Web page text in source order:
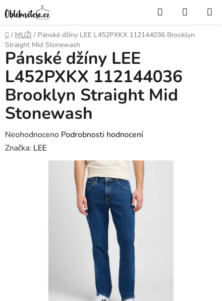
na
obsah
Hledat
KOŠÍK
Domů
/ MUŽI / Pánské džíny LEE L452PXKX 112144036 Brooklyn
Straight Mid Stonewash
Pánské džíny LEE
L452PXKX 112144036
Brooklyn Straight Mid
Stonewash
Průměrné
hodnocení
Neohodnoceno Podrobnosti hodnocení
Značka: LEE